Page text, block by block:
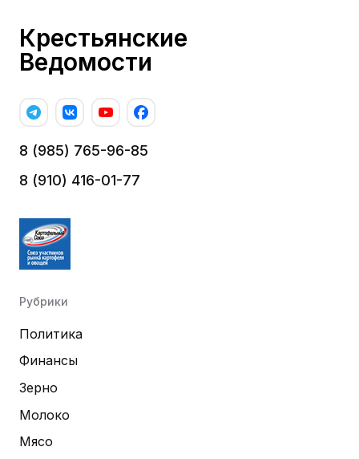
Крестьянские
Ведомости
8 (985) 765-96-85
8 (910) 416-01-77
Рубрики
Политика
Финансы
Зерно
Молоко
Мясо